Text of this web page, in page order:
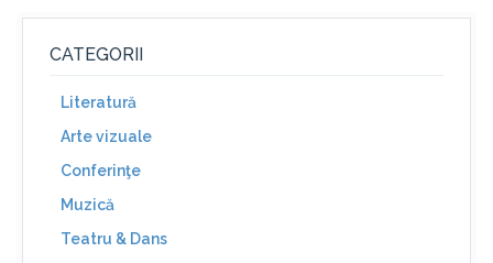
CATEGORII
Literatură
Arte vizuale
Conferinţe
Muzică
Teatru & Dans